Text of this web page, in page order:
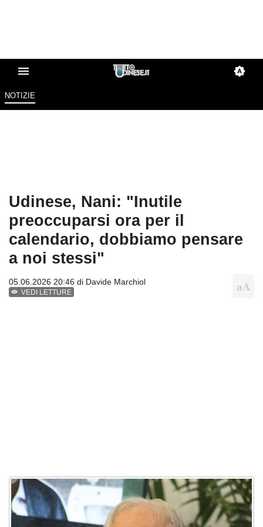
NOTIZIE
Udinese, Nani: "Inutile
preoccuparsi ora per il
calendario, dobbiamo pensare
a noi stessi"
05.06.2026 20:46 di Davide Marchiol
VEDI LETTURE